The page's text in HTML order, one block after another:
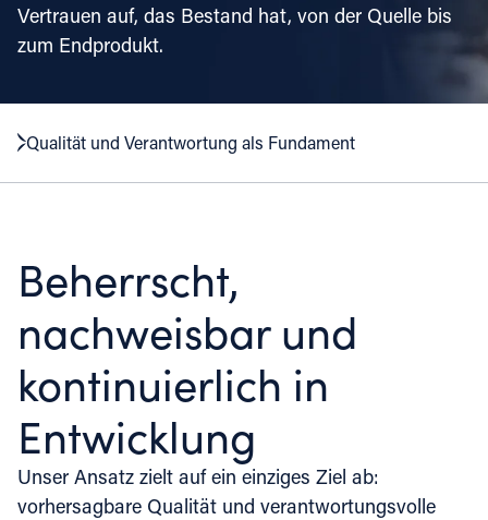
Vertrauen auf, das Bestand hat, von der Quelle bis
zum Endprodukt.
Qualität und Verantwortung als Fundament
Beherrscht,
nachweisbar und
kontinuierlich in
Entwicklung
Unser Ansatz zielt auf ein einziges Ziel ab:
vorhersagbare Qualität und verantwortungsvolle